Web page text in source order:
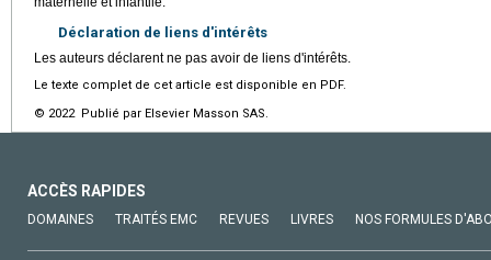
Déclaration de liens d'intérêts
Les auteurs déclarent ne pas avoir de liens d'intérêts.
Le texte complet de cet article est disponible en PDF.
© 2022 Publié par Elsevier Masson SAS.
ACCÈS RAPIDES
DOMAINES TRAITÉS EMC REVUES LIVRES NOS FORMULES